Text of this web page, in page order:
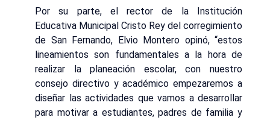
Por su parte, el rector de la Institución
Educativa Municipal Cristo Rey del corregimiento
de San Fernando, Elvio Montero opinó, “estos
lineamientos son fundamentales a la hora de
realizar la planeación escolar, con nuestro
consejo directivo y académico empezaremos a
diseñar las actividades que vamos a desarrollar
para motivar a estudiantes, padres de familia y